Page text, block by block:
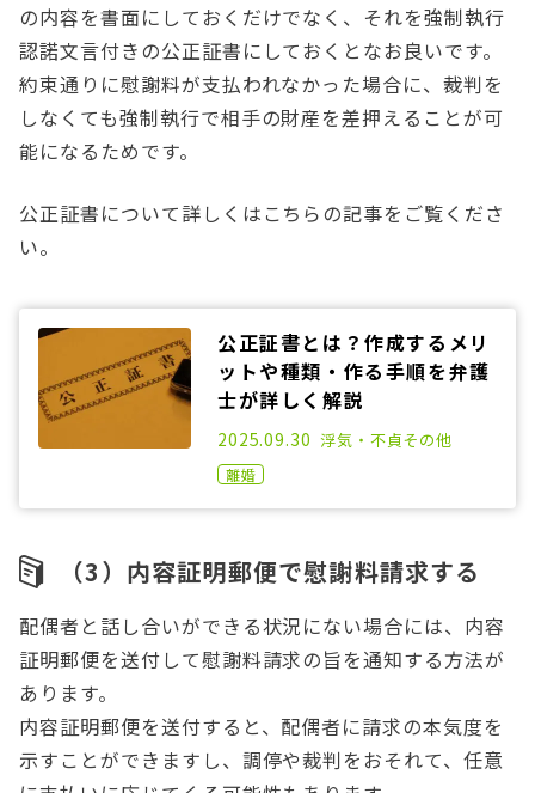
の内容を書面にしておくだけでなく、それを強制執行
認諾文言付きの公正証書にしておくとなお良いです。
約束通りに慰謝料が支払われなかった場合に、裁判を
しなくても強制執行で相手の財産を差押えることが可
能になるためです。
公正証書について詳しくはこちらの記事をご覧くださ
い。
公正証書とは？作成するメリ
ットや種類・作る手順を弁護
士が詳しく解説
2020.12.25
2025.09.30 浮気・不貞その他
離婚
（3）内容証明郵便で慰謝料請求する
配偶者と話し合いができる状況にない場合には、内容
証明郵便を送付して慰謝料請求の旨を通知する方法が
あります。
内容証明郵便を送付すると、配偶者に請求の本気度を
示すことができますし、調停や裁判をおそれて、任意